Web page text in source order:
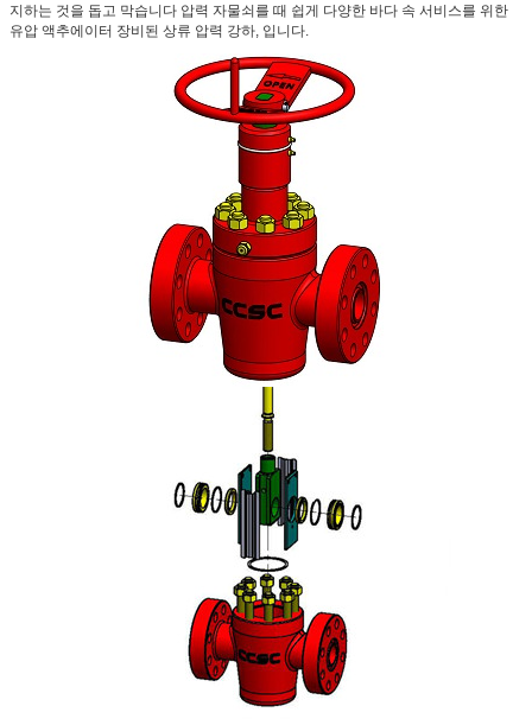
지하는 것을 돕고 막습니다 압력 자물쇠를 때 쉽게 다양한 바다 속 서비스를 위한
유압 액추에이터 장비된 상류 압력 강하, 입니다.